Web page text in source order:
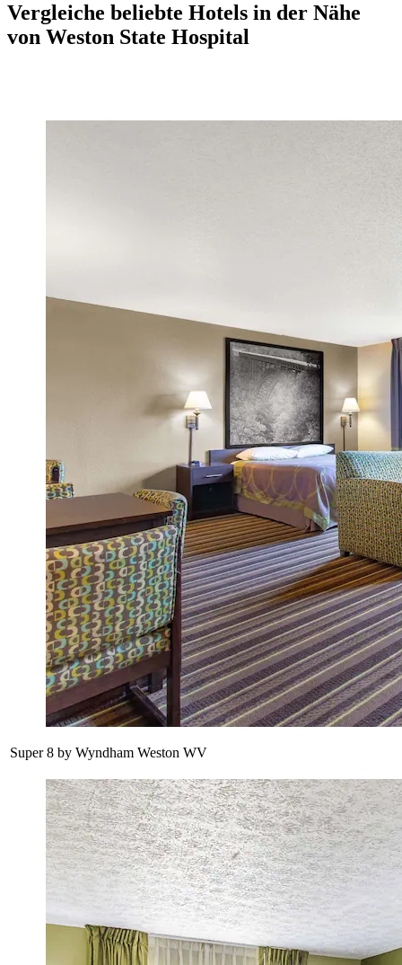
Vergleiche beliebte Hotels in der Nähe
von Weston State Hospital
Super 8 by Wyndham Weston WV